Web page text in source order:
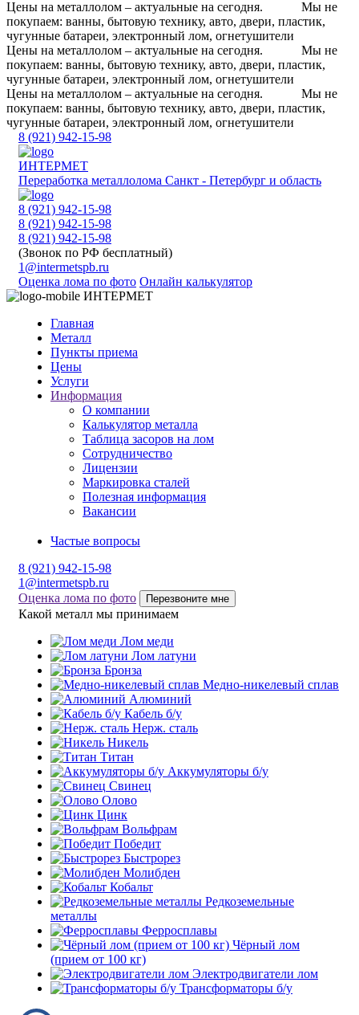
Цены на металлолом – актуальные на сегодня.
Мы не
покупаем: ванны, бытовую технику, авто, двери, пластик,
чугунные батареи, электронный лом, огнетушители
Цены на металлолом – актуальные на сегодня.
Мы не
покупаем: ванны, бытовую технику, авто, двери, пластик,
чугунные батареи, электронный лом, огнетушители
Цены на металлолом – актуальные на сегодня.
Мы не
покупаем: ванны, бытовую технику, авто, двери, пластик,
чугунные батареи, электронный лом, огнетушители
8 (921) 942-15-98
ИНТЕРМЕТ
Переработка металлолома Санкт - Петербург и область
8 (921) 942-15-98
8 (921) 942-15-98
8 (921) 942-15-98
(Звонок по РФ бесплатный)
1@intermetspb.ru
Оценка лома по фото Онлайн калькулятор
ИНТЕРМЕТ
Главная
Металл
Пункты приема
Цены
Услуги
Информация
О компании
Калькулятор металла
Таблица засоров на лом
Сотрудничество
Лицензии
Маркировка сталей
Полезная информация
Вакансии
Частые вопросы
8 (921) 942-15-98
1@intermetspb.ru
Оценка лома по фото
Перезвоните мне
Какой металл мы принимаем
Лом меди
Лом латуни
Бронза
Медно-никелевый сплав
Алюминий
Кабель б/у
Нерж. сталь
Никель
Титан
Аккумуляторы б/у
Свинец
Олово
Цинк
Вольфрам
Победит
Быстрорез
Молибден
Кобальт
Редкоземельные
металлы
Ферросплавы
Чёрный лом
(прием от 100 кг)
Электродвигатели лом
Трансформаторы б/у